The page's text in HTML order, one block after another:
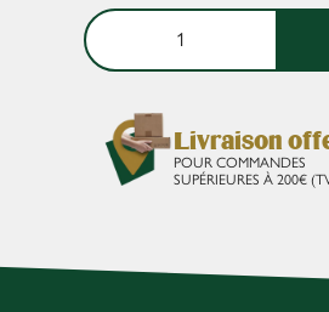
Livraison
POUR COMMANDES
SUPÉRIEURES À 200€